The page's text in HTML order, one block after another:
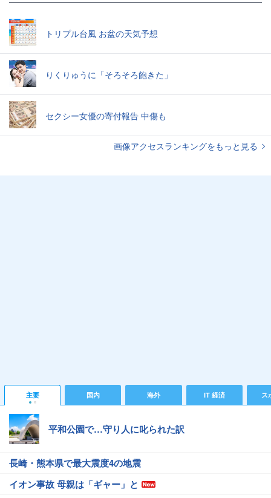
トリプル台風 お盆の天気予想
りくりゅうに「そろそろ飽きた」
セクシー女優の寄付報告 中傷も
画像アクセスランキングをもっと見る
主要 国内 海外 IT 経済 ス
平和公園で…守り人に叱られた訳
長崎・熊本県で最大震度4の地震
イオン事故 母親は「ギャー」と